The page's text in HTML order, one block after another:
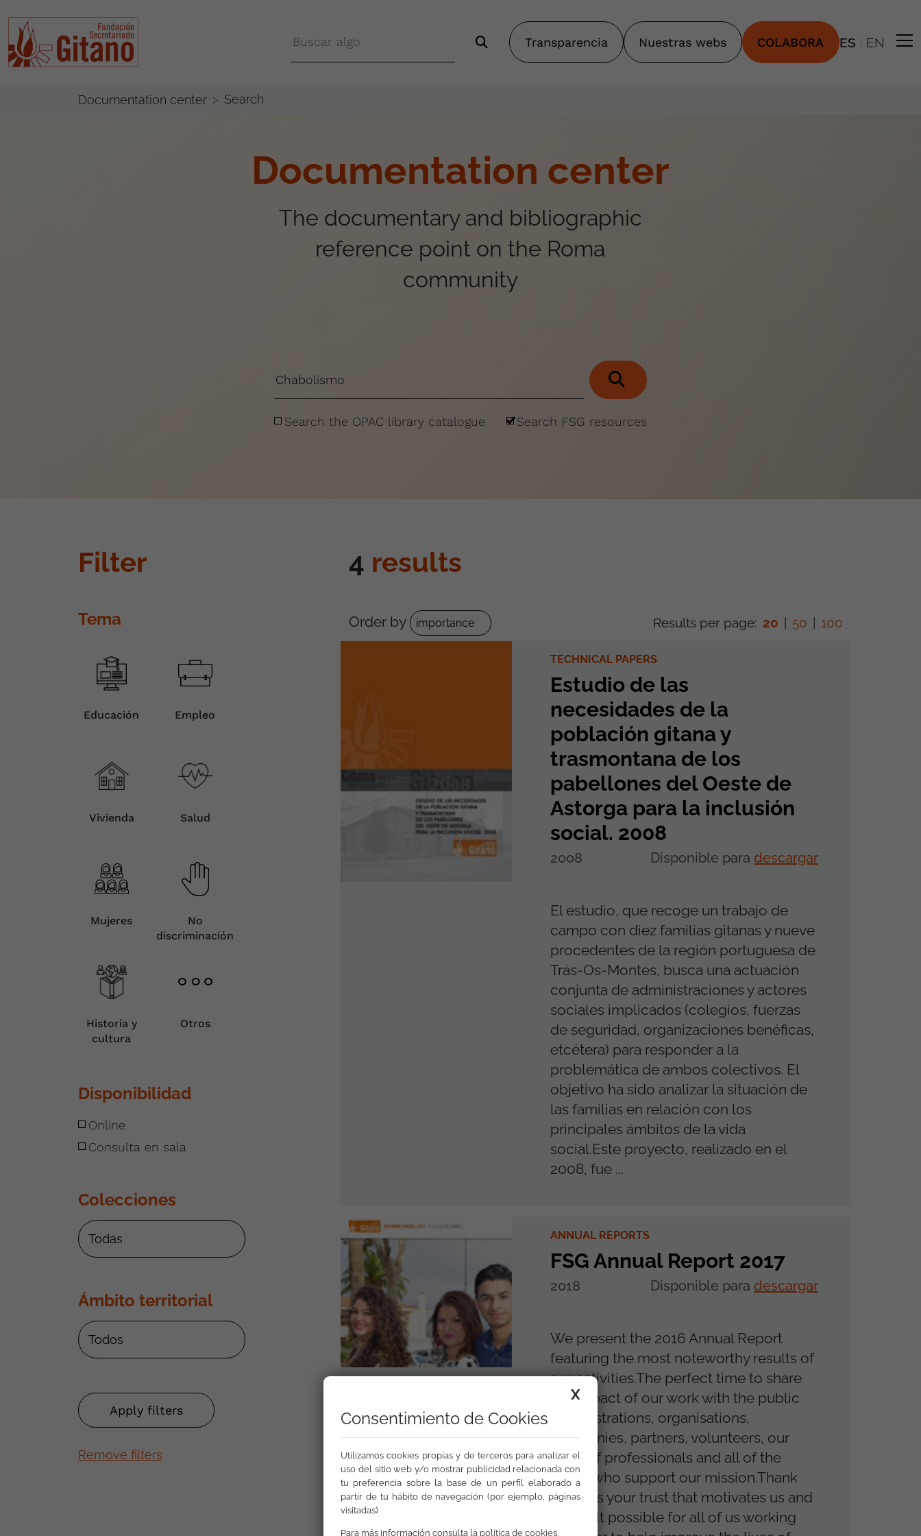
Transparencia Nuestras webs COLABORA ES EN
Documentation center Search
Documentation center
The documentary and bibliographic
reference point on the Roma
community
Search the OPAC library catalogue Search FSG resources
Filter
Tema
Educación Empleo
Vivienda Salud
Mujeres
No
discriminación
Historia y
cultura
Otros
Disponibilidad
Online
Consulta en sala
Colecciones
Ámbito territorial
Remove filters
4 results
Order by Results per page: 20 | 50 | 100
TECHNICAL PAPERS
Estudio de las
necesidades de la
población gitana y
trasmontana de los
pabellones del Oeste de
Astorga para la inclusión
social. 2008
2008 Disponible para descargar
El estudio, que recoge un trabajo de
campo con diez familias gitanas y nueve
procedentes de la región portuguesa de
Trás-Os-Montes, busca una actuación
conjunta de administraciones y actores
sociales implicados (colegios, fuerzas
de seguridad, organizaciones benéficas,
etcétera) para responder a la
problemática de ambos colectivos. El
objetivo ha sido analizar la situación de
las familias en relación con los
principales ámbitos de la vida
social.Este proyecto, realizado en el
2008, fue ...
ANNUAL REPORTS
FSG Annual Report 2017
2018 Disponible para descargar
We present the 2016 Annual Report
featuring the most noteworthy results of
our activities.The perfect time to share
the impact of our work with the public
administrations, organisations,
companies, partners, volunteers, our
team of professionals and all of the
Roma who support our mission.Thank
you! It is your trust that motivates us and
makes it possible for all of us working
X
Consentimiento de Cookies
Utilizamos cookies propias y de terceros para analizar el
uso del sitio web y/o mostrar publicidad relacionada con
tu preferencia sobre la base de un perfil elaborado a
partir de tu hábito de navegación (por ejemplo, páginas
visitadas).
Para más información consulta la política de cookies.